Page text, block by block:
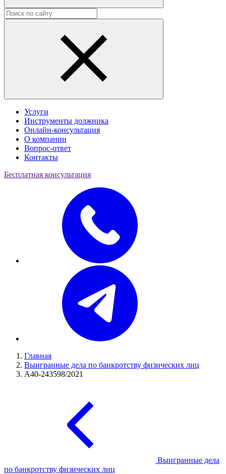
Услуги
Инструменты должника
Онлайн-консультация
О компании
Вопрос-ответ
Контакты
Бесплатная консультация
Главная
Выигранные дела по банкротству физических лиц
А40-243598/2021
Выигранные дела
по банкротству физических лиц